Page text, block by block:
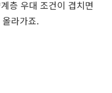
층 우대 조건이 겹치면
라가죠.